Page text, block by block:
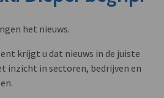
het nieuws.
krijgt u dat nieuws in de juiste
inzicht in sectoren, bedrijven en